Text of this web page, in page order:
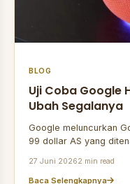
BLOG
Uji Coba Google
Ubah Segalanya
Google meluncurkan
99 dollar AS yang
27 Juni 20262 min read
Baca Selengkapnya